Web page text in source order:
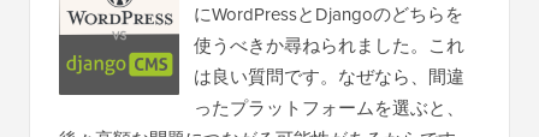
にWordPressとDjangoのどちらを
使うべきか尋ねられました。これ
は良い質問です。なぜなら、間違
ったプラットフォームを選ぶと、